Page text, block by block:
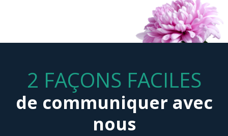
2 FAÇONS FACILES
de communiquer avec
nous